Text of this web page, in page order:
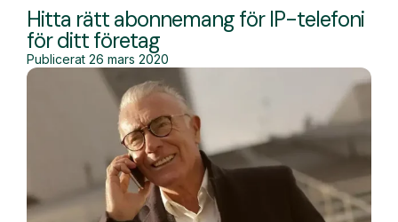
Hitta rätt abonnemang för IP-telefoni
för ditt företag
Publicerat 26 mars 2020